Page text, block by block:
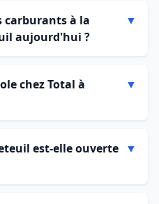
carburants à la
aujourd'hui ?
▼
chez Total à
▼
est-elle ouverte ▼